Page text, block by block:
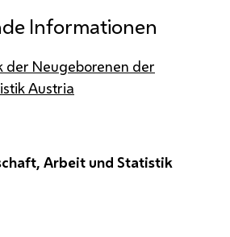
Informationen
der Neugeborenen der
Austria
Arbeit und Statistik